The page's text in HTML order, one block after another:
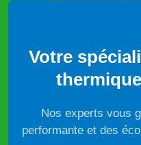
Votre
Nos experts vous
performante et des